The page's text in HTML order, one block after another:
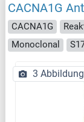
CACNA1G
CACNA1G
Monoclonal
3